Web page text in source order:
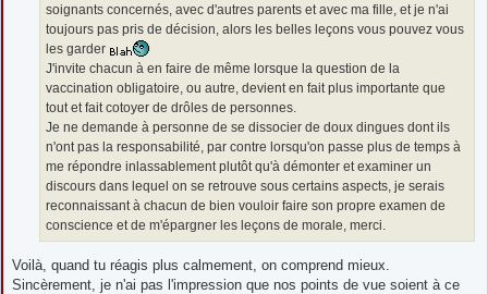
soignants concernés, avec d'autres parents et avec ma fille, et je n'ai
toujours pas pris de décision, alors les belles leçons vous pouvez vous
les garder
J'invite chacun à en faire de même lorsque la question de la
vaccination obligatoire, ou autre, devient en fait plus importante que
tout et fait cotoyer de drôles de personnes.
Je ne demande à personne de se dissocier de doux dingues dont ils
n'ont pas la responsabilité, par contre lorsqu'on passe plus de temps à
me répondre inlassablement plutôt qu'à démonter et examiner un
discours dans lequel on se retrouve sous certains aspects, je serais
reconnaissant à chacun de bien vouloir faire son propre examen de
conscience et de m'épargner les leçons de morale, merci.
Voilà, quand tu réagis plus calmement, on comprend mieux.
Sincèrement, je n'ai pas l'impression que nos points de vue soient à ce